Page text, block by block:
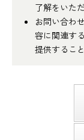
了解をいた
お問い合わ
容に関連す
提供するこ